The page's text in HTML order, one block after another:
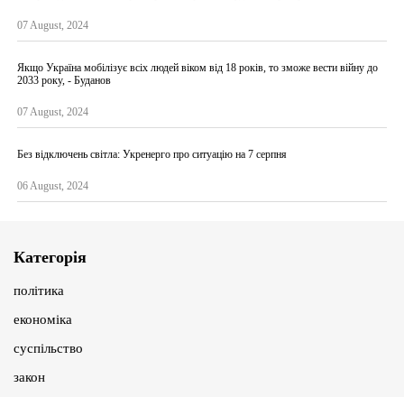
07 August, 2024
Якщо Україна мобілізує всіх людей віком від 18 років, то зможе вести війну до
2033 року, - Буданов
07 August, 2024
Без відключень світла: Укренерго про ситуацію на 7 серпня
06 August, 2024
Категорія
політика
економіка
суспільство
закон